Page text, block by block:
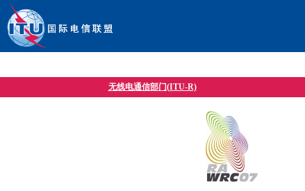
无线电通信部门(ITU-R)